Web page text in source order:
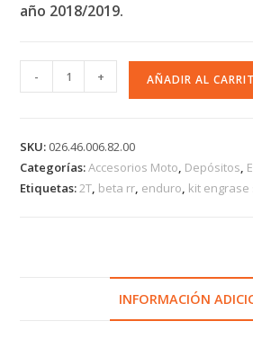
año 2018/2019.
- + AÑADIR AL
SKU: 026.46.006.82.00
Categorías:Accesorios Moto, Depósitos,
Etiquetas:2T, beta rr, enduro, kit
INFORMACIÓN